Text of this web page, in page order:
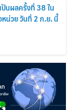
ปันผลครั้งที่ 38 ใน
น่วย วันที่ 2 ก.ย. นี้